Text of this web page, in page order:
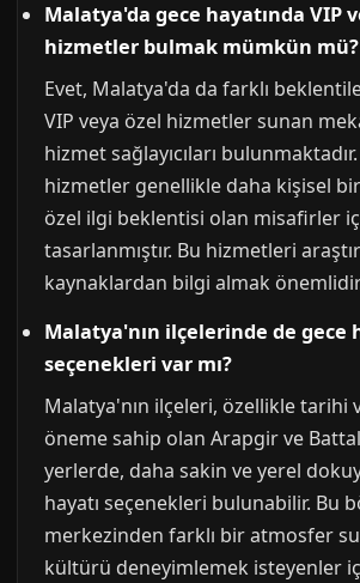
Malatya'da gece hayatında VIP
hizmetler bulmak mümkün mü?
Evet, Malatya'da da farklı
VIP veya özel hizmetler sunan
hizmet sağlayıcıları
hizmetler genellikle daha kişisel
özel ilgi beklentisi olan misafirler
tasarlanmıştır. Bu hizmetleri
kaynaklardan bilgi almak
Malatya'nın ilçelerinde de gece
seçenekleri var mı?
Malatya'nın ilçeleri, özellikle tarihi
öneme sahip olan Arapgir ve
yerlerde, daha sakin ve yerel
hayatı seçenekleri bulunabilir. Bu
merkezinden farklı bir atmosfer
kültürü deneyimlemek isteyenler